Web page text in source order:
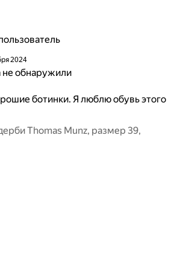
2024
не обнаружили
ботинки. Я люблю обувь этого
Thomas Munz, размер 39,